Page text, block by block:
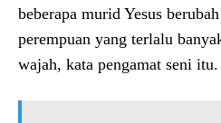
beberapa murid Yesus
perempuan yang terlalu
wajah, kata pengamat seni itu.